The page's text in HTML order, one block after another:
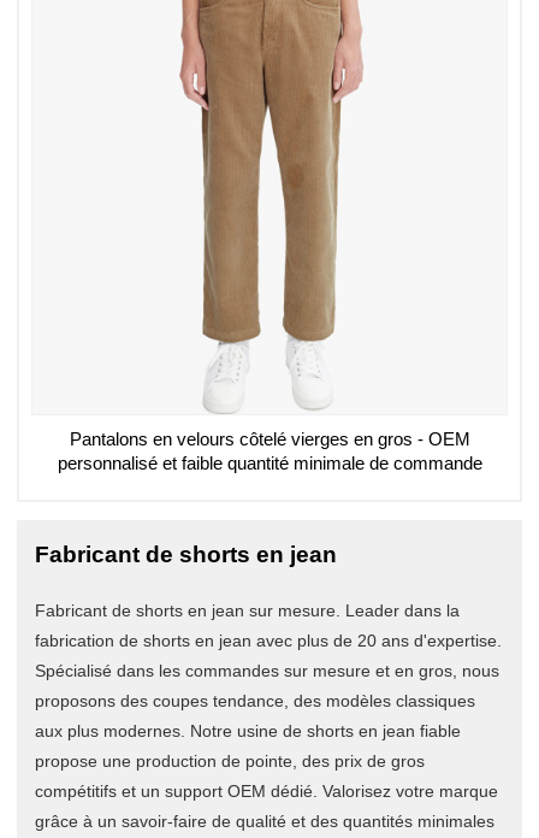
Pantalons en velours côtelé vierges en gros - OEM
personnalisé et faible quantité minimale de commande
Fabricant de shorts en jean
Fabricant de shorts en jean sur mesure. Leader dans la
fabrication de shorts en jean avec plus de 20 ans d'expertise.
Spécialisé dans les commandes sur mesure et en gros, nous
proposons des coupes tendance, des modèles classiques
aux plus modernes. Notre usine de shorts en jean fiable
propose une production de pointe, des prix de gros
compétitifs et un support OEM dédié. Valorisez votre marque
grâce à un savoir-faire de qualité et des quantités minimales